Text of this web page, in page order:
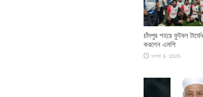
চাঁদপুর শহরে ফুটবল
করলেন এমপি
আগস্ট 6, 2026